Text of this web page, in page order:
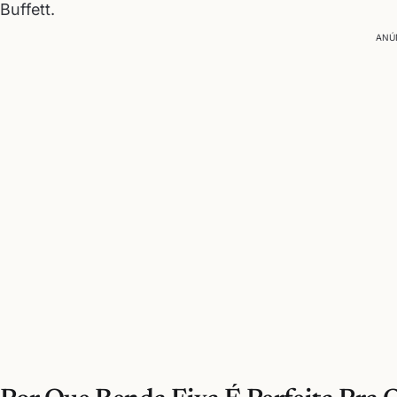
Buffett.